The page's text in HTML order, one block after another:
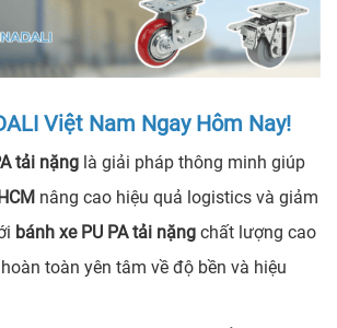
Việt Nam Ngay Hôm Nay!
tải nặng là giải pháp thông minh giúp
nâng cao hiệu quả logistics và giảm
bánh xe PU PA tải nặng chất lượng cao
toàn yên tâm về độ bền và hiệu